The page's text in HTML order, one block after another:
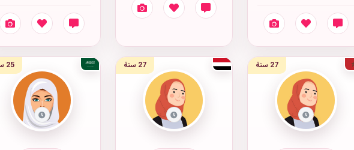
27 سنة 27 سنة 25 سنة